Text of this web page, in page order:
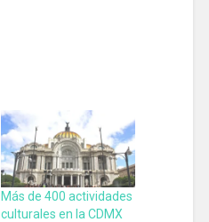
Más de 400 actividades
culturales en la CDMX